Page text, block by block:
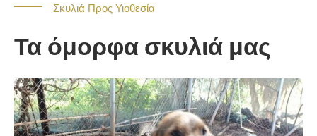
Σκυλιά Προς Υιοθεσία
Τα όμορφα σκυλιά μας